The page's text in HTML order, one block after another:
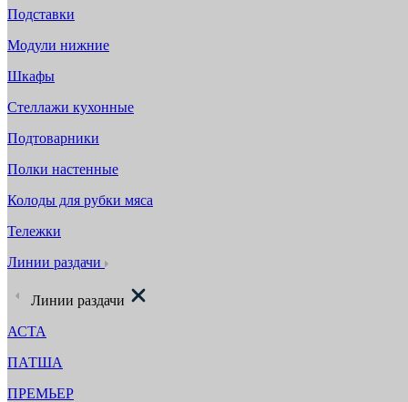
Подставки
Модули нижние
Шкафы
Стеллажи кухонные
Подтоварники
Полки настенные
Колоды для рубки мяса
Тележки
Линии раздачи
Линии раздачи
АСТА
ПАТША
ПРЕМЬЕР